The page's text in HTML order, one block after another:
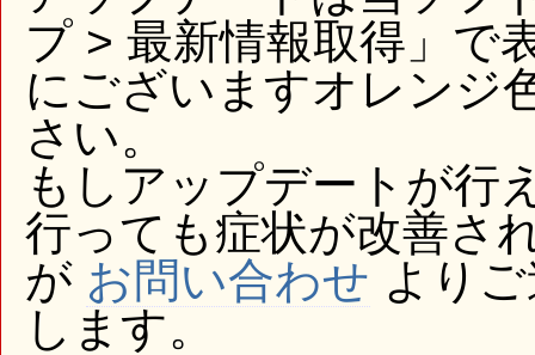
プ > 最新情報取得」で
にございますオレンジ
さい。
もしアップデートが行
行っても症状が改善さ
が お問い合わせ より
します。